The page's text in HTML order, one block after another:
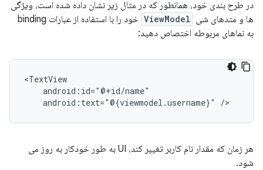
در طرح بندی خود، همانطور که در مثال زیر نشان داده شده است، ویژگی
ها و متدهای شی ViewModel
خود را با استفاده از عبارات binding
به نماهای مربوطه اختصاص دهید:
android:text="@{viewmodel.username}"
هر زمان که مقدار نام کاربر تغییر کند، UI به طور خودکار به روز می
شود.